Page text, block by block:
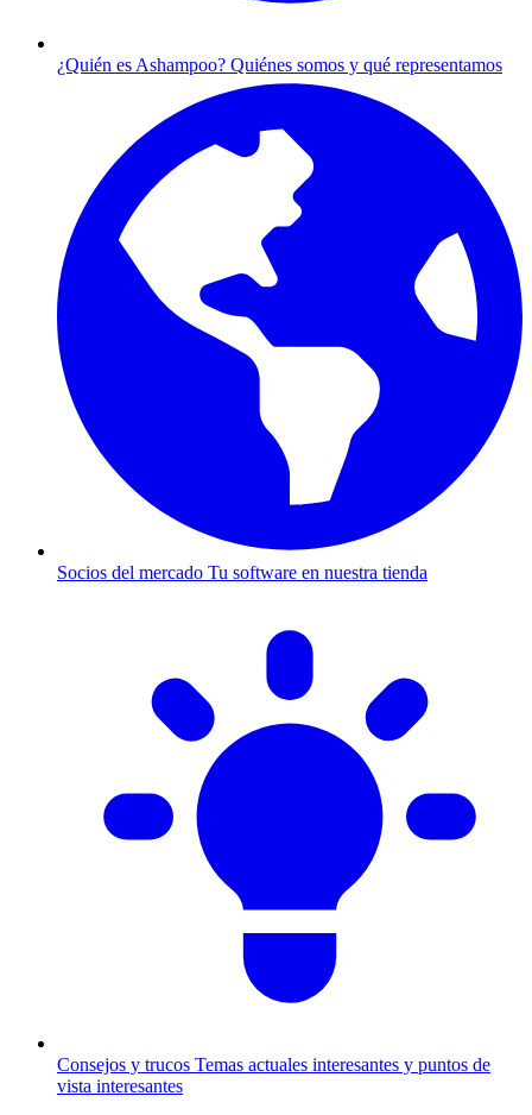
¿Quién es Ashampoo? Quiénes somos y qué representamos
Socios del mercado Tu software en nuestra tienda
Consejos y trucos Temas actuales interesantes y puntos de
vista interesantes